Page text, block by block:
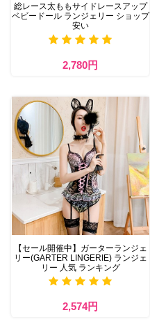
総レース太ももサイドレースアップ
ベビードール ランジェリー ショップ
安い
2,780円
【セール開催中】ガーターランジェ
リー(GARTER LINGERIE) ランジェ
リー 人気 ランキング
2,574円